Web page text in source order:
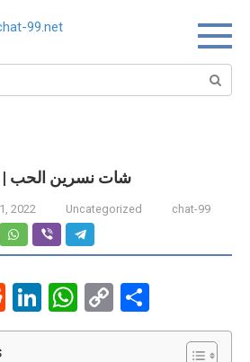
شات نسرين الحب
2022 Uncategorized chat-99
R
e
Li
n
W
h
C
o
h